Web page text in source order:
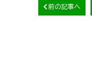
前の記事へ